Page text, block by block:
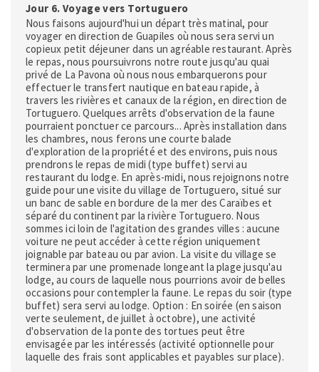
Jour 6. Voyage vers Tortuguero
Nous faisons aujourd'hui un départ très matinal, pour
voyager en direction de Guapiles où nous sera servi un
copieux petit déjeuner dans un agréable restaurant. Après
le repas, nous poursuivrons notre route jusqu'au quai
privé de La Pavona où nous nous embarquerons pour
effectuer le transfert nautique en bateau rapide, à
travers les rivières et canaux de la région, en direction de
Tortuguero. Quelques arrêts d'observation de la faune
pourraient ponctuer ce parcours... Après installation dans
les chambres, nous ferons une courte balade
d'exploration de la propriété et des environs, puis nous
prendrons le repas de midi (type buffet) servi au
restaurant du lodge. En après-midi, nous rejoignons notre
guide pour une visite du village de Tortuguero, situé sur
un banc de sable en bordure de la mer des Caraïbes et
séparé du continent par la rivière Tortuguero. Nous
sommes ici loin de l'agitation des grandes villes : aucune
voiture ne peut accéder à cette région uniquement
joignable par bateau ou par avion. La visite du village se
terminera par une promenade longeant la plage jusqu'au
lodge, au cours de laquelle nous pourrions avoir de belles
occasions pour contempler la faune. Le repas du soir (type
buffet) sera servi au lodge. Option : En soirée (en saison
verte seulement, de juillet à octobre), une activité
d'observation de la ponte des tortues peut être
envisagée par les intéressés (activité optionnelle pour
laquelle des frais sont applicables et payables sur place).